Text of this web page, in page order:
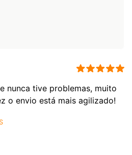
nunca tive problemas, muito
o envio está mais agilizado!